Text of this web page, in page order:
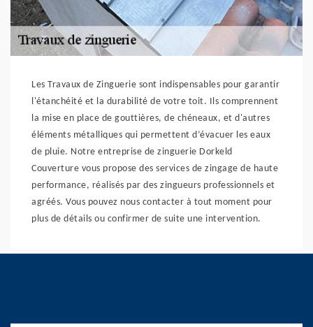
Les Travaux de Zinguerie sont indispensables pour garantir
l'étanchéité et la durabilité de votre toit. Ils comprennent
la mise en place de gouttières, de chéneaux, et d'autres
éléments métalliques qui permettent d’évacuer les eaux
de pluie. Notre entreprise de zinguerie Dorkeld
Couverture vous propose des services de zingage de haute
performance, réalisés par des zingueurs professionnels et
agréés. Vous pouvez nous contacter à tout moment pour
plus de détails ou confirmer de suite une intervention.